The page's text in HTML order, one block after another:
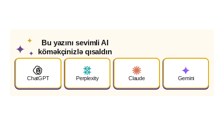
✦
✦
✦
Bu yazını sevimli AI
köməkçinizlə qısaldın
ChatGPT Perplexity Claude Gemini